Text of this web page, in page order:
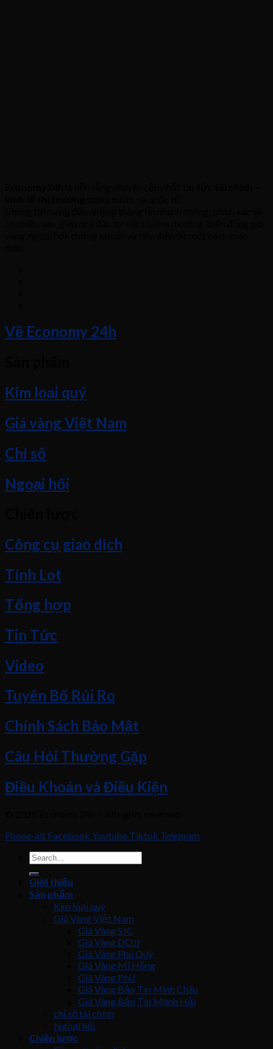
Về Economy 24h
Kim loại quý
Giá vàng Việt Nam
Chỉ số
Ngoại hối
Công cụ giao dịch
Tính Lot
Tổng hợp
Tin Tức
Video
Tuyên Bố Rủi Ro
Chính Sách Bảo Mật
Câu Hỏi Thường Gặp
Điều Khoản và Điều Kiện
Phone-alt Facebook Youtube Tiktok Telegram
Giới thiệu
Sản phẩm
Kim loại quý
Giá Vàng Việt Nam
Giá Vàng SJC
Giá Vàng DOJI
Giá Vàng Phú Quý
Giá Vàng Mi Hồng
Giá Vàng PNJ
Giá Vàng Bảo Tín Minh Châu
Giá Vàng Bảo Tín Mạnh Hải
chỉ số tài chính
Ngoại hối
Chiến lược